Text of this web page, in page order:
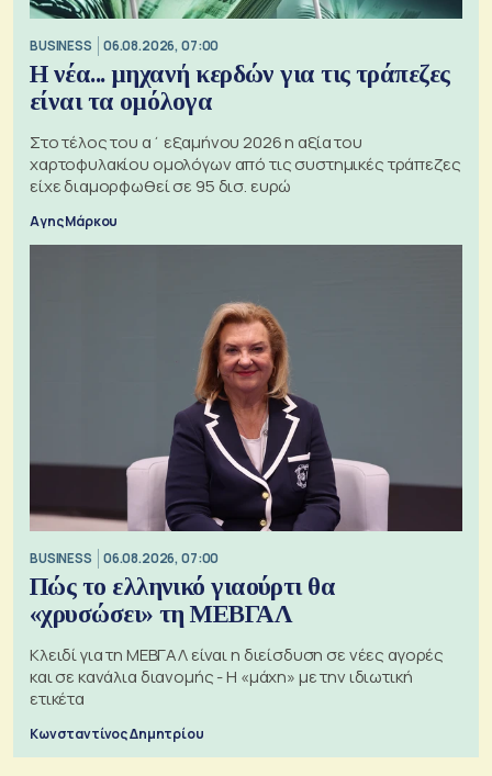
BUSINESS 06.08.2026, 07:00
Η νέα... μηχανή κερδών για τις τράπεζες
είναι τα ομόλογα
Στο τέλος του α΄ εξαμήνου 2026 η αξία του
χαρτοφυλακίου ομολόγων από τις συστημικές τράπεζες
είχε διαμορφωθεί σε 95 δισ. ευρώ
Αγης Μάρκου
BUSINESS 06.08.2026, 07:00
Πώς το ελληνικό γιαούρτι θα
«χρυσώσει» τη ΜΕΒΓΑΛ
Κλειδί για τη ΜΕΒΓΑΛ είναι η διείσδυση σε νέες αγορές
και σε κανάλια διανομής - Η «μάχη» με την ιδιωτική
ετικέτα
Κωνσταντίνος Δημητρίου